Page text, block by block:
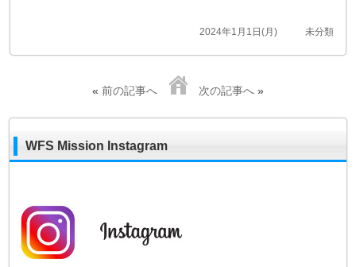
2024年1月1日(月) 未分類
« 前の記事へ 次の記事へ»
WFS Mission Instagram